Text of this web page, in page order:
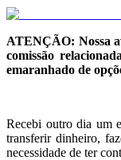
ATENÇÃO: Nossa
comissão
emaranhado de
Recebi outro dia um
transferir dinheiro,
necessidade de ter